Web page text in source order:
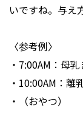
いですね。与え
〈参考例〉
・7:00AM：母
・10:00AM：離
・（おやつ）